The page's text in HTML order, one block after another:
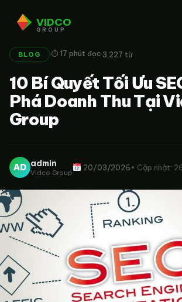
VIDCO
GROUP
BLOG ·⏱ 17 phút đọc·3,227 từ
10 Bí Quyết Tối Ưu
Phá Doanh Thu Tại
Group
AD admin
Vidco Group
20/03/2026• Cập nhật: